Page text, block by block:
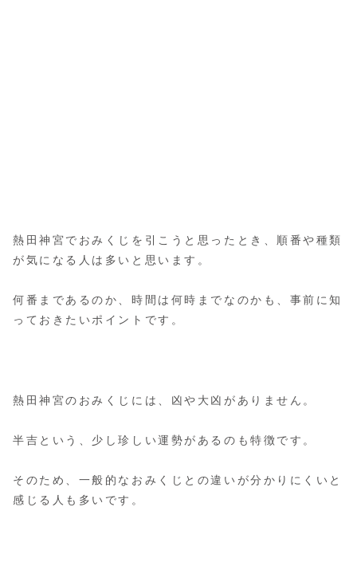
熱田神宮でおみくじを引こうと思ったとき、順番や種類
が気になる人は多いと思います。
何番まであるのか、時間は何時までなのかも、事前に知
っておきたいポイントです。
熱田神宮のおみくじには、凶や大凶がありません。
半吉という、少し珍しい運勢があるのも特徴です。
そのため、一般的なおみくじとの違いが分かりにくいと
感じる人も多いです。